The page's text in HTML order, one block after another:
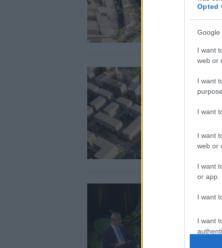
Opted
Google
I want
web or
I want
I want
I want
web or
I want
or app.
I want
I want